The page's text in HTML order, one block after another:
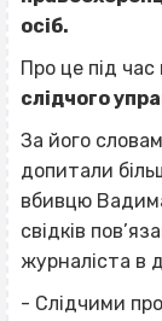
осіб.
Про це під час
слідчого
За його
допитали
вбивцю
свідків
журналіста в
- Слідчими